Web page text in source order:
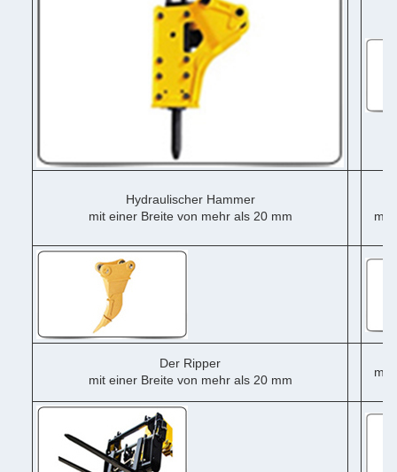
Hydraulischer Hammer
mit einer Breite von mehr als 20 mm
mit
Der Ripper
mit einer Breite von mehr als 20 mm
mit